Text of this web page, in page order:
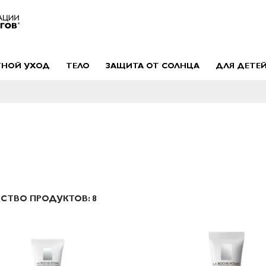
УХОД ТЕЛО ЗАЩИТА ОТ СОЛНЦА ДЛЯ ДЕТЕЙ
ПРОДУКТОВ: 8